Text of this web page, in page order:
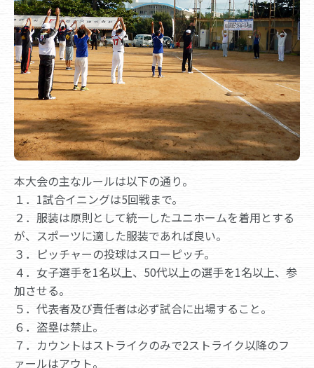
本大会の主なルールは以下の通り。
１．1試合イニングは5回戦まで。
２．服装は原則として統一したユニホームを着用とする
が、スポーツに適した服装であれば良い。
３．ピッチャーの投球はスローピッチ。
４．女子選手を1名以上、50代以上の選手を1名以上、参
加させる。
５．代表者及び責任者は必ず試合に出場すること。
６．盗塁は禁止。
７．カウントはストライクのみで2ストライク以降のフ
ァールはアウト。